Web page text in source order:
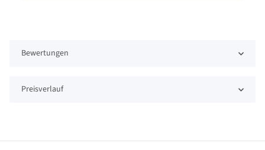
Bewertungen
Preisverlauf